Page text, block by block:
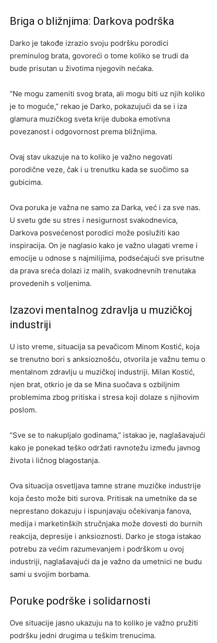
Briga o bližnjima: Darkova podrška
Darko je takođe izrazio svoju podršku porodici
preminulog brata, govoreći o tome koliko se trudi da
bude prisutan u životima njegovih nećaka.
“Ne mogu zameniti svog brata, ali mogu biti uz njih koliko
je to moguće,” rekao je Darko, pokazujući da se i iza
glamura muzičkog sveta krije duboka emotivna
povezanost i odgovornost prema bližnjima.
Ovaj stav ukazuje na to koliko je važno negovati
porodične veze, čak i u trenutku kada se suočimo sa
gubicima.
Ova poruka je važna ne samo za Darka, već i za sve nas.
U svetu gde su stres i nesigurnost svakodnevica,
Darkova posvećenost porodici može poslužiti kao
inspiracija. On je naglasio kako je važno ulagati vreme i
emocije u odnose s najmilijima, podsećajući sve prisutne
da prava sreća dolazi iz malih, svakodnevnih trenutaka
provedenih s voljenima.
Izazovi mentalnog zdravlja u muzičkoj
industriji
U isto vreme, situacija sa pevačicom Minom Kostić, koja
se trenutno bori s anksioznošću, otvorila je važnu temu o
mentalnom zdravlju u muzičkoj industriji. Milan Kostić,
njen brat, otkrio je da se Mina suočava s ozbiljnim
problemima zbog pritiska i stresa koji dolaze s njihovim
poslom.
“Sve se to nakupljalo godinama,” istakao je, naglašavajući
kako je ponekad teško održati ravnotežu između javnog
života i ličnog blagostanja.
Ova situacija osvetljava tamne strane muzičke industrije
koja često može biti surova. Pritisak na umetnike da se
neprestano dokazuju i ispunjavaju očekivanja fanova,
medija i marketinških stručnjaka može dovesti do burnih
reakcija, depresije i anksioznosti. Darko je stoga istakao
potrebu za većim razumevanjem i podrškom u ovoj
industriji, naglašavajući da je važno da umetnici ne budu
sami u svojim borbama.
Poruke podrške i solidarnosti
Ove situacije jasno ukazuju na to koliko je važno pružiti
podršku jedni drugima u teškim trenucima.